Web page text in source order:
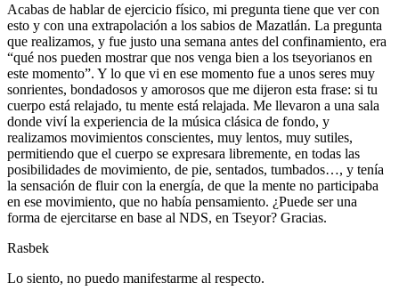
Acabas de hablar de ejercicio físico, mi pregunta tiene que ver con
esto y con una extrapolación a los sabios de Mazatlán. La pregunta
que realizamos, y fue justo una semana antes del confinamiento, era
“qué nos pueden mostrar que nos venga bien a los tseyorianos en
este momento”. Y lo que vi en ese momento fue a unos seres muy
sonrientes, bondadosos y amorosos que me dijeron esta frase: si tu
cuerpo está relajado, tu mente está relajada. Me llevaron a una sala
donde viví la experiencia de la música clásica de fondo, y
realizamos movimientos conscientes, muy lentos, muy sutiles,
permitiendo que el cuerpo se expresara libremente, en todas las
posibilidades de movimiento, de pie, sentados, tumbados…, y tenía
la sensación de fluir con la energía, de que la mente no participaba
en ese movimiento, que no había pensamiento. ¿Puede ser una
forma de ejercitarse en base al NDS, en Tseyor? Gracias.
Rasbek
Lo siento, no puedo manifestarme al respecto.